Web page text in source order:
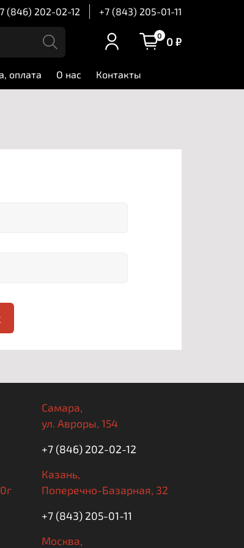
(846) 202-02-12 +7 (843) 205-01-11
0 0 ₽
оплата О нас Контакты
Самара,
ул. Авроры, 154
+7 (846) 202-02-12
Казань,
Поперечно-Базарная, 32
+7 (843) 205-01-11
Москва,